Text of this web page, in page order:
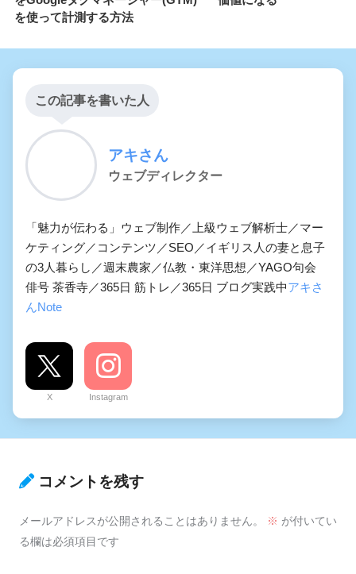
を使って計測する方法
この記事を書いた人
アキさん
ウェブディレクター
「魅力が伝わる」ウェブ制作／上級ウェブ解析士／マー
ケティング／コンテンツ／SEO／イギリス人の妻と息子
の3人暮らし／週末農家／仏教・東洋思想／YAGO句会
俳号 茶香寺／365日 筋トレ／365日 ブログ実践中アキさ
んNote
X Instagram
コメントを残す
メールアドレスが公開されることはありません。 ※ が付いてい
る欄は必須項目です